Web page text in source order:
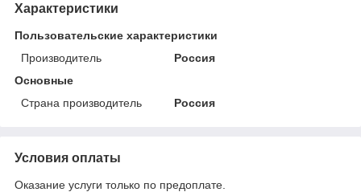
Характеристики
Пользовательские характеристики
Производитель
Россия
Основные
Страна производитель
Россия
Условия оплаты
Оказание услуги только по предоплате.